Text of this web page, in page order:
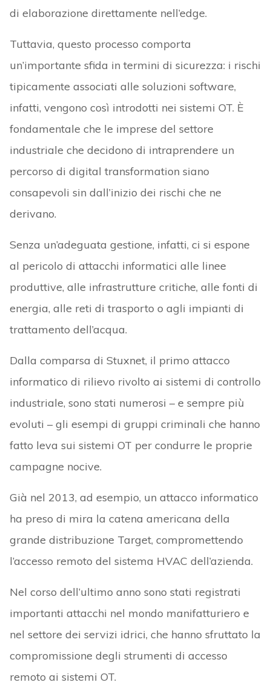
di elaborazione direttamente nell’edge.
Tuttavia, questo processo comporta
un’importante sfida in termini di sicurezza: i rischi
tipicamente associati alle soluzioni software,
infatti, vengono così introdotti nei sistemi OT. È
fondamentale che le imprese del settore
industriale che decidono di intraprendere un
percorso di digital transformation siano
consapevoli sin dall’inizio dei rischi che ne
derivano.
Senza un’adeguata gestione, infatti, ci si espone
al pericolo di attacchi informatici alle linee
produttive, alle infrastrutture critiche, alle fonti di
energia, alle reti di trasporto o agli impianti di
trattamento dell’acqua.
Dalla comparsa di Stuxnet, il primo attacco
informatico di rilievo rivolto ai sistemi di controllo
industriale, sono stati numerosi – e sempre più
evoluti – gli esempi di gruppi criminali che hanno
fatto leva sui sistemi OT per condurre le proprie
campagne nocive.
Già nel 2013, ad esempio, un attacco informatico
ha preso di mira la catena americana della
grande distribuzione Target, compromettendo
l’accesso remoto del sistema HVAC dell’azienda.
Nel corso dell’ultimo anno sono stati registrati
importanti attacchi nel mondo manifatturiero e
nel settore dei servizi idrici, che hanno sfruttato la
compromissione degli strumenti di accesso
remoto ai sistemi OT.